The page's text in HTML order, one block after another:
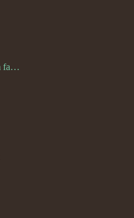
Very importent infromation from family Schwulst